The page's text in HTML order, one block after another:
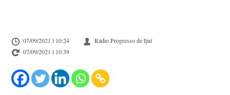
07/09/2021 l 10:24
Rádio Progresso de Ijuí
07/09/2021 l 10:39